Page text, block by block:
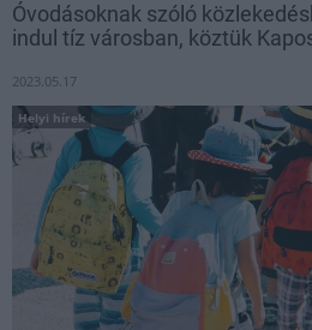
Óvodásoknak szóló
indul tíz városban, köztük
2023.05.17
Helyi hírek